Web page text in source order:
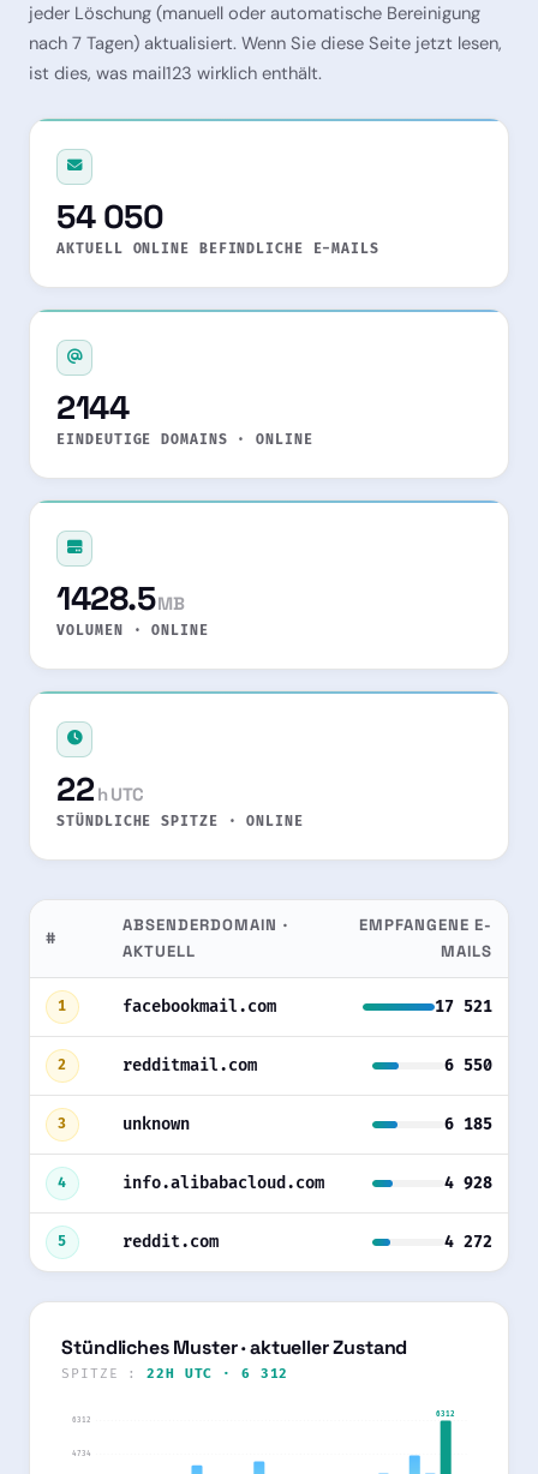
jeder Löschung (manuell oder automatische Bereinigung
nach 7 Tagen) aktualisiert. Wenn Sie diese Seite jetzt lesen,
ist dies, was mail123 wirklich enthält.
54 050
AKTUELL ONLINE BEFINDLICHE E-MAILS
2144
EINDEUTIGE DOMAINS · ONLINE
1428.5MB
VOLUMEN · ONLINE
22 h UTC
STÜNDLICHE SPITZE · ONLINE
#
ABSENDERDOMAIN ·
AKTUELL
EMPFANGENE E-
MAILS
1 facebookmail.com 17 521
2 redditmail.com 6 550
3 unknown 6 185
4 info.alibabacloud.com 4 928
5 reddit.com 4 272
Stündliches Muster · aktueller Zustand
SPITZE :22H UTC · 6 312
6312
4734
6312